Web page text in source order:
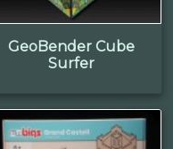
GeoBender Cube
Surfer